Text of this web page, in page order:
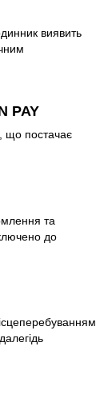
виявить
PAY
що постачає
та
до